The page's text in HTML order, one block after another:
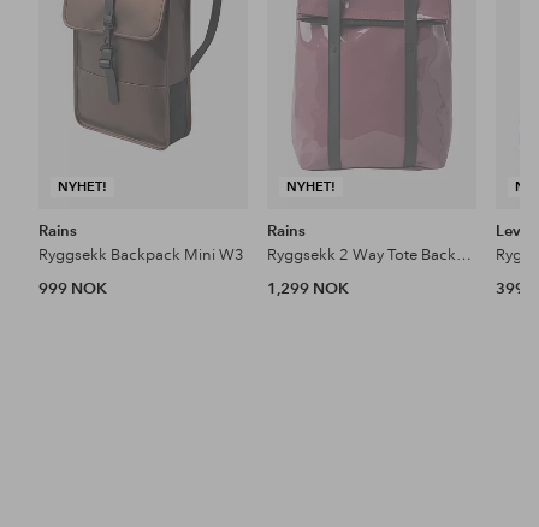
NYHET!
Rains
Ryggsekk Backpack Mini W3
999 NOK
NYHET!
Rains
Ryggsekk 2 Way Tote Backpack W3
1,299 NOK
Levi's
399